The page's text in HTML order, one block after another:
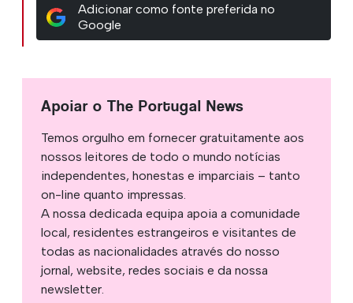
Adicionar como fonte preferida no
Google
Apoiar o The Portugal News
Temos orgulho em fornecer gratuitamente aos
nossos leitores de todo o mundo notícias
independentes, honestas e imparciais – tanto
on-line quanto impressas.
A nossa dedicada equipa apoia a comunidade
local, residentes estrangeiros e visitantes de
todas as nacionalidades através do nosso
jornal, website, redes sociais e da nossa
newsletter.